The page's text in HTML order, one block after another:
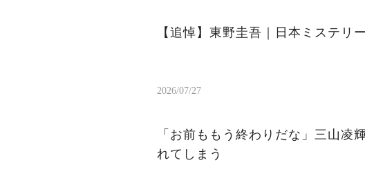
【追悼】東野圭吾｜日本ミステリ
2026/07/27
「お前ももう終わりだな」三山凌
れてしまう